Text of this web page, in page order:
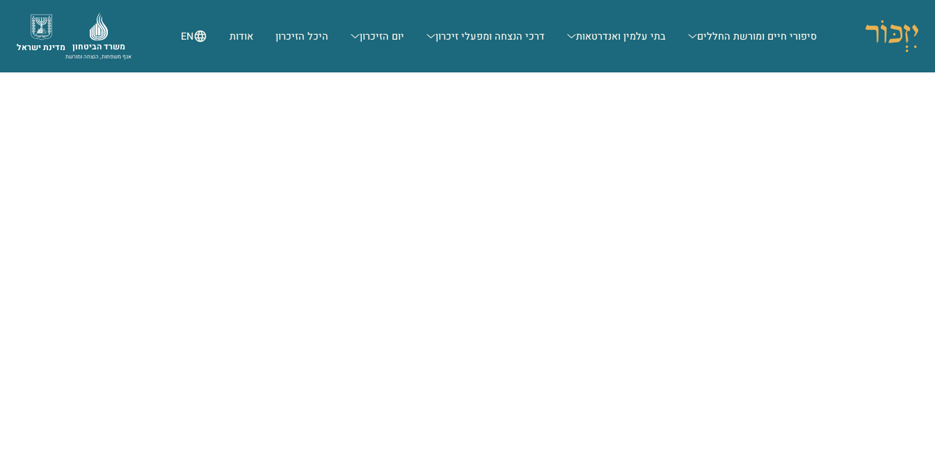
סיפורי חיים ומורשת החללים בתי עלמין ואנדרטאות דרכי הנצחה ומפעלי זיכרון יום הזיכרון היכל הזיכרון אודות EN
מדינת ישראל משרד הביטחון
אגף משפחות, הנצחה ומורשת